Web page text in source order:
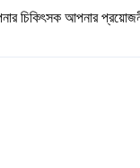
চিকিৎসক আপনার